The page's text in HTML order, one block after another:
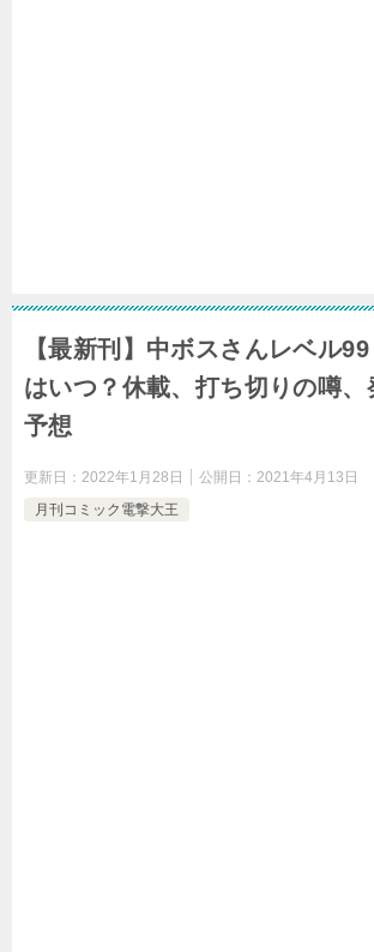
【最新刊】中ボスさんレベル
はいつ？休載、打ち切りの噂、
予想
更新日： 2022年1月28日 公開日： 2021年4月13日
月刊コミック電撃大王